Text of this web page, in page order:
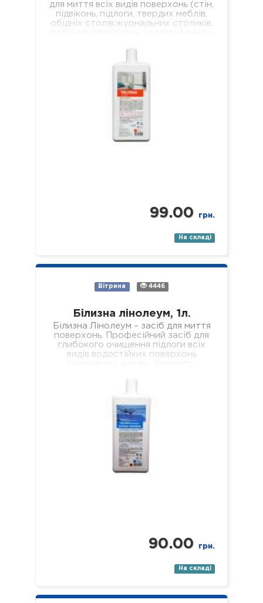
для миття всіх видів поверхонь (стін,
підвіконь, підлоги, твердих меблів,
обідніх столів,журнальних столиків,
профілю). Властивості: -
99.00 грн.
На складі
Вітрина 4446
Білизна лінолеум, 1л.
Білизна Лінолеум – засіб для миття
поверхонь. Професійний засіб для
глибокого очищення підлоги всіх
видів водостійких поверхонь
90.00 грн.
На складі